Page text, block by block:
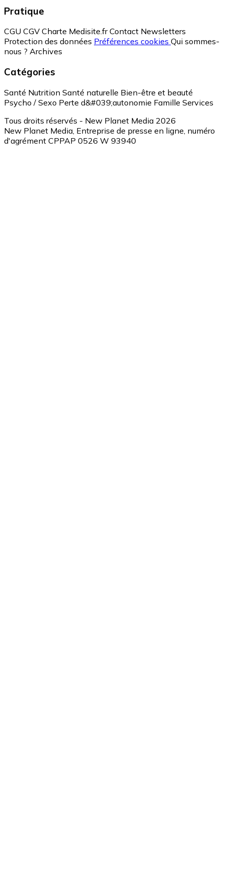
Pratique
CGU CGV Charte Medisite.fr Contact Newsletters
Protection des données Préférences cookies Qui sommes-
nous ? Archives
Catégories
Santé Nutrition Santé naturelle Bien-être et beauté
Psycho / Sexo Perte d&#039;autonomie Famille Services
Tous droits réservés - New Planet Media 2026
New Planet Media, Entreprise de presse en ligne, numéro
d'agrément CPPAP 0526 W 93940